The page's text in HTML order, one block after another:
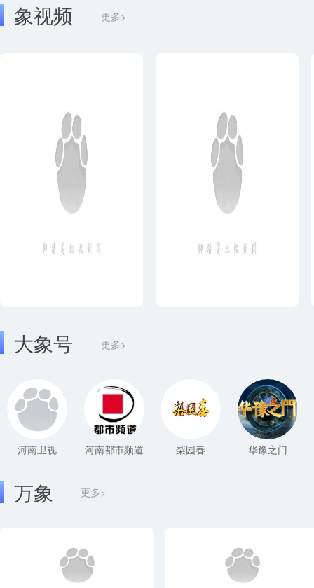
象视频 更多>
大象号 更多>
河南卫视 河南都市频道 梨园春 华豫之门
更多>
万象